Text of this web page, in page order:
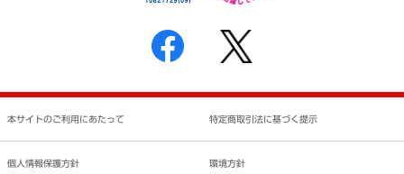
反社会的勢力に対する基本方針
書面による個人情報の開示等の請求の手続きについて
本サイトのご利用にあたって 特定商取引法に基づく提示
個人情報保護方針 環境方針